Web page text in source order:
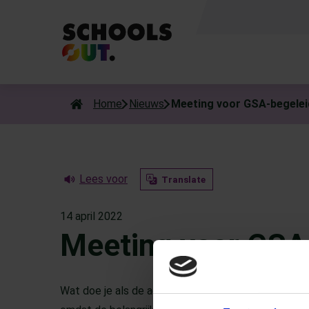
Als de resultaten voor automatisch aanvullen beschikbaar
Home Nieuws Meeting voor GSA-
Lees voor Translate
14 april 2022
Meeting voor
Wat doe je als de actieve en stevige Gender &